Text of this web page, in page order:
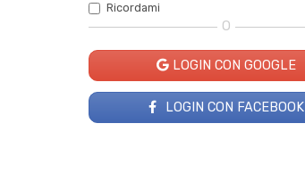
Ricordami
O
LOGIN CON GOOGLE
LOGIN CON FACEBOOK